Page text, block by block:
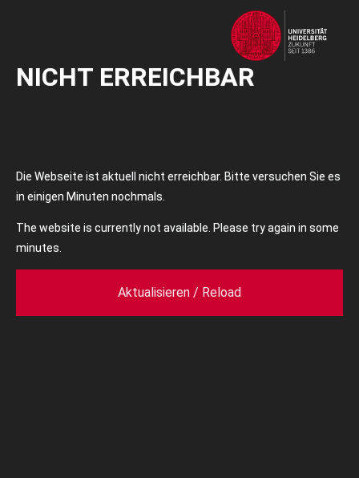
NICHT ERREICHBAR
Die Webseite ist aktuell nicht erreichbar. Bitte versuchen Sie es
in einigen Minuten nochmals.
The website is currently not available. Please try again in some
minutes.
Aktualisieren / Reload